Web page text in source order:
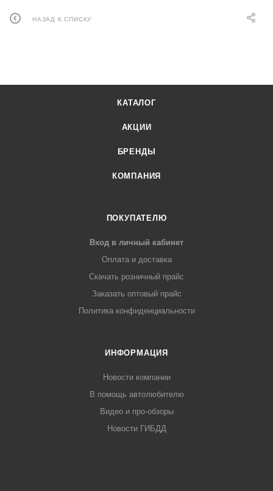
НАЗАД К СПИСКУ
КАТАЛОГ
АКЦИИ
БРЕНДЫ
КОМПАНИЯ
ПОКУПАТЕЛЮ
Вход в личный кабинет
Оплата и доставка
Скачать розничный прайс
Заказать оптовый прайс
Политика конфиденциальности
ИНФОРМАЦИЯ
Новости компании
В помощь автолюбителю
Видео и про-обзоры
Новости ГИБДД